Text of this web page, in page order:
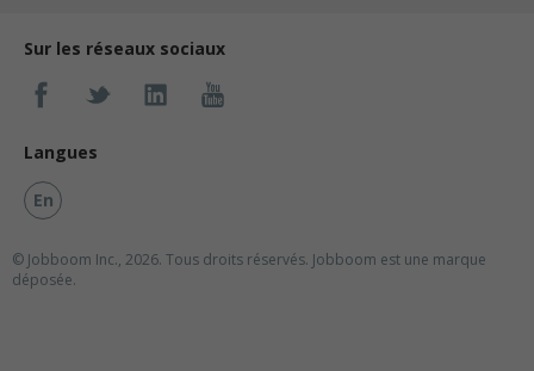
Sur les réseaux sociaux
Langues
En
© Jobboom Inc., 2026. Tous droits réservés. Jobboom est une marque
déposée.